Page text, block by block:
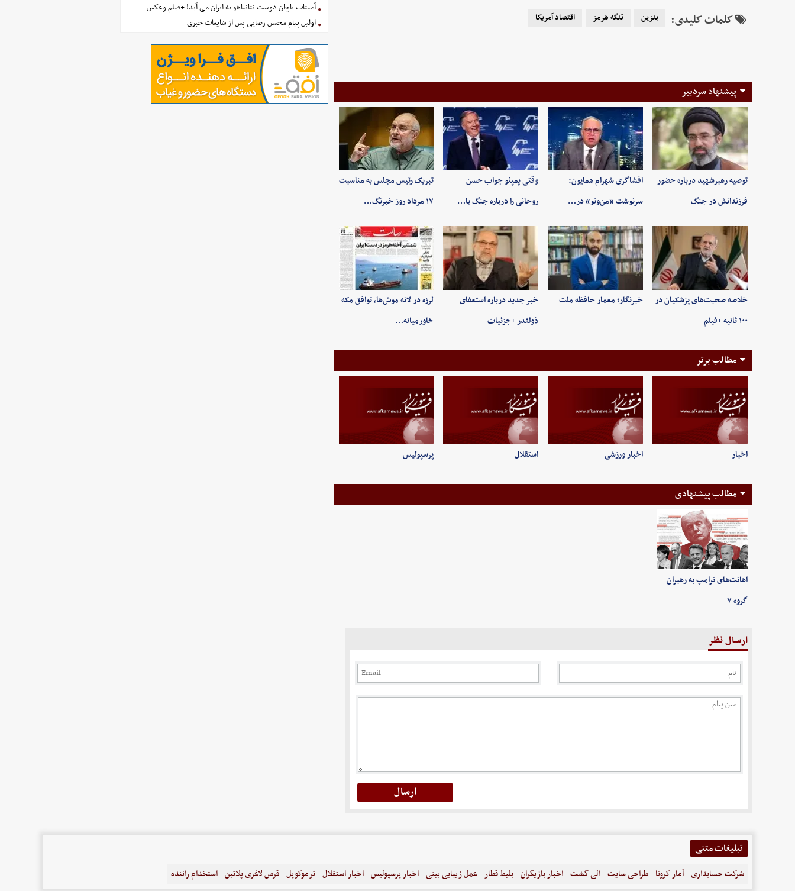
کلمات کلیدی: بنزین تنگه هرمز اقتصاد آمریکا
پیشنهاد سردبیر
توصیه رهبرشهید درباره حضور
فرزندانش در جنگ
افشاگری شهرام همایون:
سرنوشت «من‌وتو» در…
وقتی پمپئو جواب حسن
روحانی را درباره جنگ با…
تبریک رئیس مجلس به مناسبت
۱۷ مرداد روز خبرنگ…
خلاصه صحبت‌های پزشکیان در
۱۰۰ ثانیه +فیلم
خبرنگار؛ معمار حافظه ملت
خبر جدید درباره استعفای
ذولقدر +جزئیات
لرزه در لانه موش‌ها، توافق مکه
خاورمیانه…
مطالب برتر
اخبار اخبار ورزشی استقلال پرسپولیس
مطالب پیشنهادی
اهانت‌های ترامپ به رهبران
گروه ۷
ارسال نظر
آمیتاب باچان دوست نتانیاهو به ایران می آید! +فیلم وعکس
اولین پیام محسن رضایی پس از شایعات خبری
تبلیغات متنی
شرکت حسابداری آمار کرونا طراحی سایت الی گشت اخبار بازیگران بلیط قطار عمل زیبایی بینی اخبار پرسپولیس اخبار استقلال ترموکوپل قرص لاغری پلاتین استخدام راننده